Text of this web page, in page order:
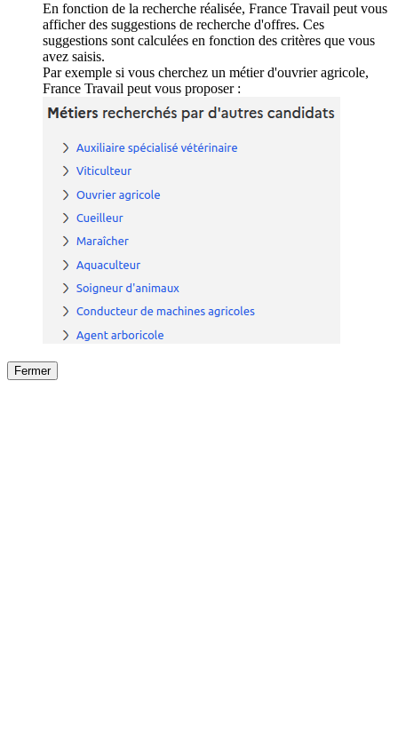
En fonction de la recherche réalisée, France Travail peut vous
afficher des suggestions de recherche d'offres. Ces
suggestions sont calculées en fonction des critères que vous
avez saisis.
Par exemple si vous cherchez un métier d'ouvrier agricole,
France Travail peut vous proposer :
Fermer